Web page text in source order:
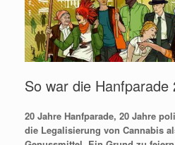
So war die Hanfparade
20 Jahre Hanfparade, 20 Jahre
die Legalisierung von Cannabis